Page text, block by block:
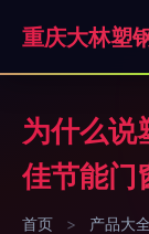
为什么说
佳节能门
首页 > 产品大全